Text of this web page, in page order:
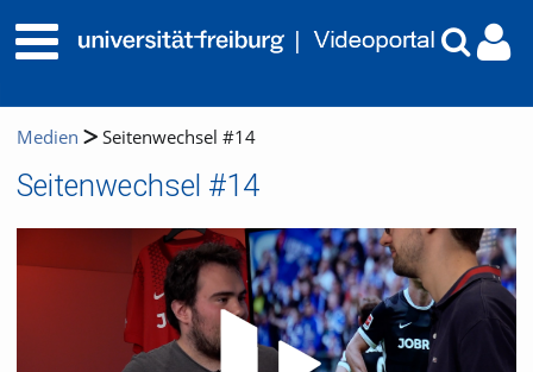
Medien Seitenwechsel #14
Seitenwechsel #14